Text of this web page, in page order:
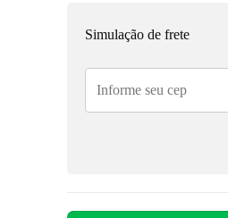
Simulação de frete